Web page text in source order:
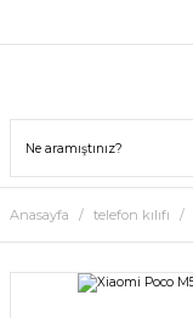
Anasayfa telefon kılıfı